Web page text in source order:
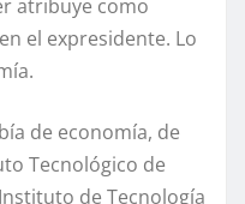
atribuye como
el expresidente. Lo
de economía, de
Tecnológico de
de Tecnología